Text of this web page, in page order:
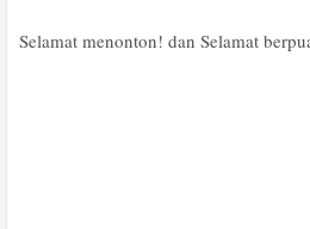
Selamat menonton! dan Selamat